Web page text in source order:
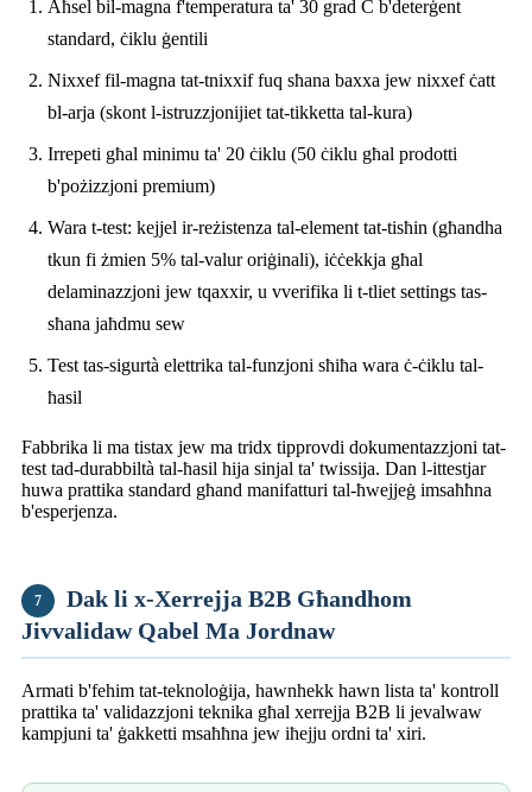
Aħsel bil-magna f'temperatura ta' 30 grad C b'deterġent
standard, ċiklu ġentili
Nixxef fil-magna tat-tnixxif fuq sħana baxxa jew nixxef ċatt
bl-arja (skont l-istruzzjonijiet tat-tikketta tal-kura)
Irrepeti għal minimu ta' 20 ċiklu (50 ċiklu għal prodotti
b'pożizzjoni premium)
Wara t-test: kejjel ir-reżistenza tal-element tat-tisħin (għandha
tkun fi żmien 5% tal-valur oriġinali), iċċekkja għal
delaminazzjoni jew tqaxxir, u vverifika li t-tliet settings tas-
sħana jaħdmu sew
Test tas-sigurtà elettrika tal-funzjoni sħiħa wara ċ-ċiklu tal-
ħasil
Fabbrika li ma tistax jew ma tridx tipprovdi dokumentazzjoni tat-
test tad-durabbiltà tal-ħasil hija sinjal ta' twissija. Dan l-ittestjar
huwa prattika standard għand manifatturi tal-ħwejjeġ imsaħħna
b'esperjenza.
7
Dak li x-Xerrejja B2B Għandhom
Jivvalidaw Qabel Ma Jordnaw
Armati b'fehim tat-teknoloġija, hawnhekk hawn lista ta' kontroll
prattika ta' validazzjoni teknika għal xerrejja B2B li jevalwaw
kampjuni ta' ġakketti msaħħna jew iħejju ordni ta' xiri.